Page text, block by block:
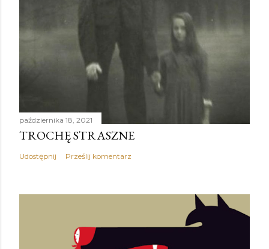
października 18, 2021
TROCHĘ STRASZNE
Udostępnij Prześlij komentarz